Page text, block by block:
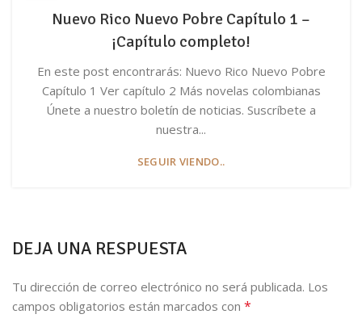
Nuevo Rico Nuevo Pobre Capítulo 1 –
¡Capítulo completo!
En este post encontrarás: Nuevo Rico Nuevo Pobre
Capítulo 1 Ver capítulo 2 Más novelas colombianas
Únete a nuestro boletín de noticias. Suscríbete a
nuestra...
SEGUIR VIENDO..
DEJA UNA RESPUESTA
Tu dirección de correo electrónico no será publicada. Los
campos obligatorios están marcados con *